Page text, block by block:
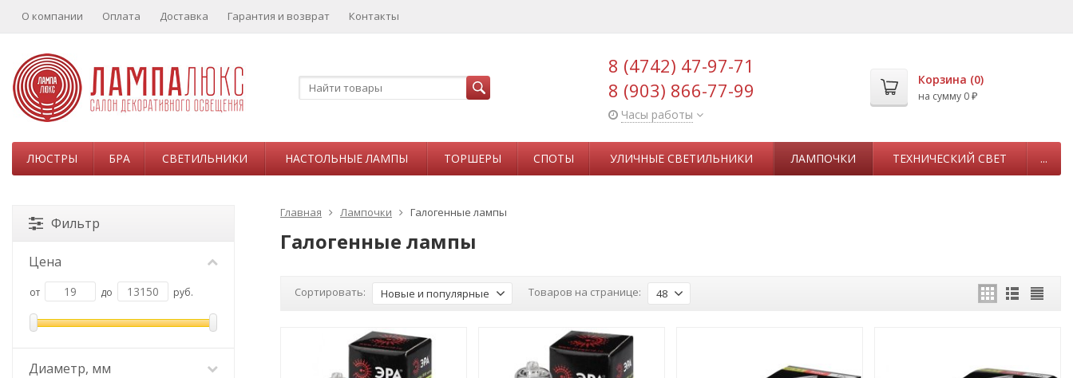
О компании Оплата Доставка Гарантия и возврат Контакты
8 (4742) 47-97-71
8 (903) 866-77-99
Часы работы
Корзина (0)
на сумму 0 ₽
ЛЮСТРЫ БРА СВЕТИЛЬНИКИ НАСТОЛЬНЫЕ ЛАМПЫ ТОРШЕРЫ СПОТЫ УЛИЧНЫЕ СВЕТИЛЬНИКИ ЛАМПОЧКИ ТЕХНИЧЕСКИЙ СВЕТ ...
Главная Лампочки Галогенные лампы
Галогенные лампы
Сортировать: Новые и популярные Товаров на странице: 48
Фильтр
Цена
от до руб.
Диаметр, мм